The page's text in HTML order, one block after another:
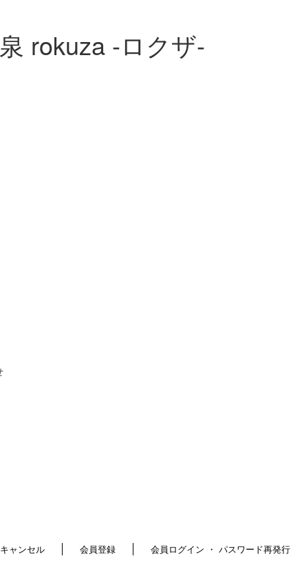
rokuza -ロクザ-
ャンセル 会員登録 会員ログイン ・ パスワード再発行